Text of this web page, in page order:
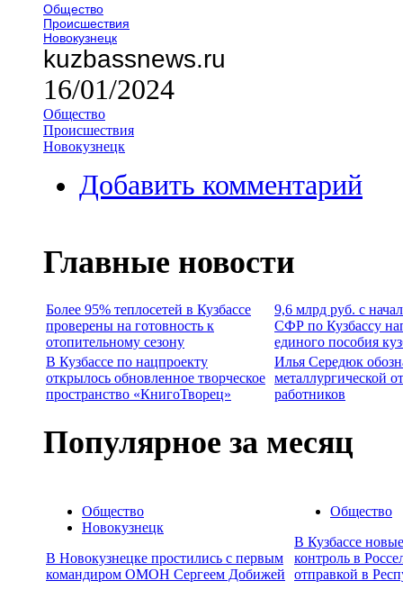
Общество
Происшествия
Новокузнецк
kuzbassnews.ru
16/01/2024
Общество
Происшествия
Новокузнецк
Добавить комментарий
Главные новости
Более 95% теплосетей в Кузбассе
проверены на готовность к
отопительному сезону
9,6 млрд руб. с
СФР по Кузбассу
единого пособия
В Кузбассе по нацпроекту
открылось обновленное творческое
пространство «КнигоТворец»
Илья Середюк
металлургической
работников
Популярное за месяц
Общество
Новокузнецк
В Новокузнецке простились с первым
командиром ОМОН Сергеем Добижей
Общество
В Кузбассе
контроль в
отправкой в